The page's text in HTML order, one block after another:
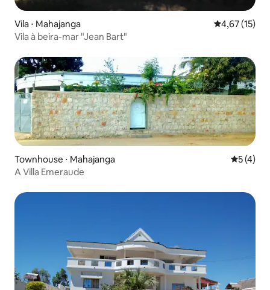
Vila ⋅ Mahajanga 4,67 de uma
4,67 (15)
Vila à beira-mar "Jean Bart"
Townhouse ⋅ Mahajanga 5 de
5 (4)
A Villa Emeraude